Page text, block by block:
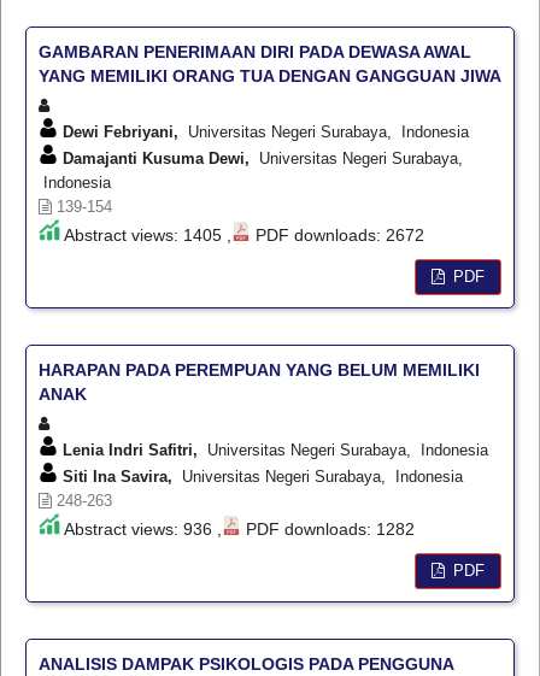
GAMBARAN PENERIMAAN DIRI PADA DEWASA AWAL
YANG MEMILIKI ORANG TUA DENGAN GANGGUAN JIWA
Dewi Febriyani, Universitas Negeri Surabaya, Indonesia
Damajanti Kusuma Dewi, Universitas Negeri Surabaya,
Indonesia
139-154
Abstract views: 1405 , PDF downloads: 2672
PDF
HARAPAN PADA PEREMPUAN YANG BELUM MEMILIKI
ANAK
Lenia Indri Safitri, Universitas Negeri Surabaya, Indonesia
Siti Ina Savira, Universitas Negeri Surabaya, Indonesia
248-263
Abstract views: 936 , PDF downloads: 1282
PDF
ANALISIS DAMPAK PSIKOLOGIS PADA PENGGUNA